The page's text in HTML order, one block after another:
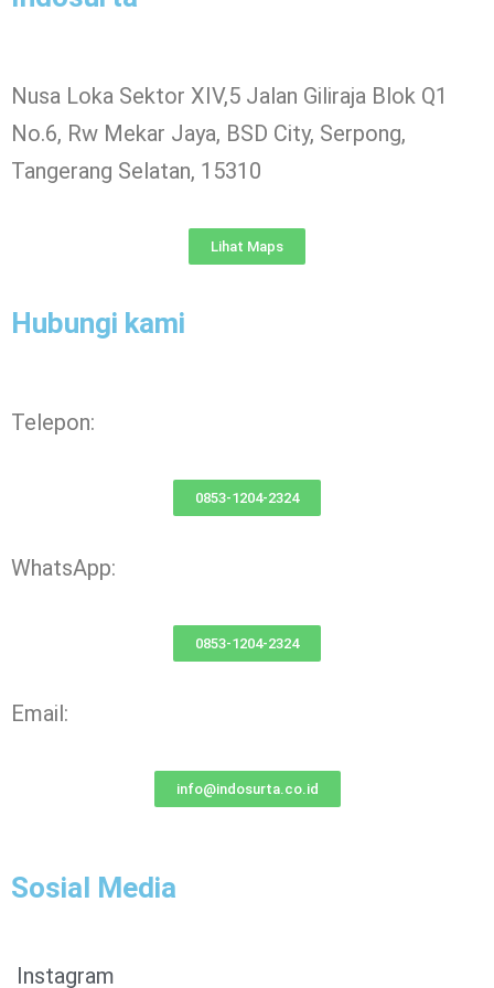
Nusa Loka Sektor XIV,5 Jalan Giliraja Blok Q1
No.6, Rw Mekar Jaya, BSD City, Serpong,
Tangerang Selatan, 15310
Lihat Maps
Hubungi kami
Telepon:
0853-1204-2324
WhatsApp:
0853-1204-2324
Email:
info@indosurta.co.id
Sosial Media
Instagram